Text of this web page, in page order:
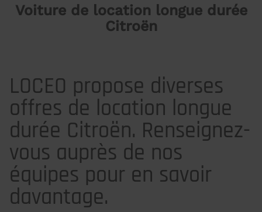
Voiture de location longue durée
Citroën
LOCEO propose diverses
offres de location longue
durée Citroën. Renseignez-
vous auprès de nos
équipes pour en savoir
davantage.